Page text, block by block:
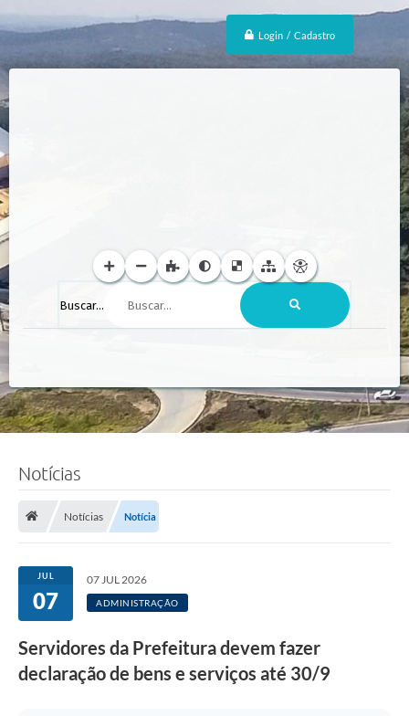
Login / Cadastro
Buscar...
Notícias
Notícias Notícia
JUL
07
07 JUL 2026
ADMINISTRAÇÃO
Servidores da Prefeitura devem fazer
declaração de bens e serviços até 30/9
m
s